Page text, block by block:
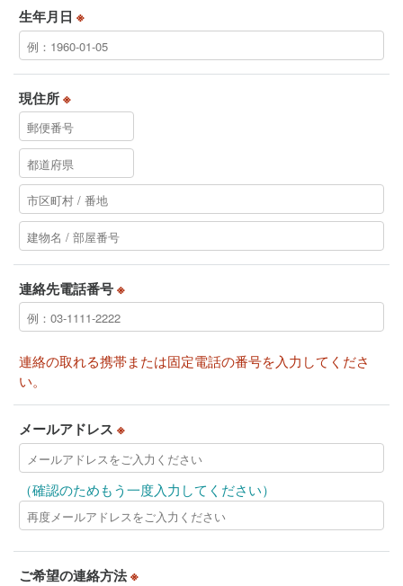
生年月日※
現住所※
連絡先電話番号※
連絡の取れる携帯または固定電話の番号を入力してくださ
い。
メールアドレス※
（確認のためもう一度入力してください）
ご希望の連絡方法※